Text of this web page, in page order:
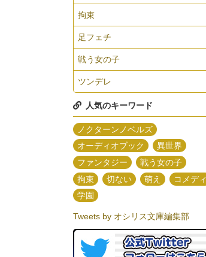
拘束
足フェチ
戦う女の子
ツンデレ
人気のキーワード
ノクターンノベルズ
オーディオブック
異世界
ファンタジー
戦う女の子
拘束
切ない 萌え
コメディ
学園
Tweets by オシリス文庫編集部